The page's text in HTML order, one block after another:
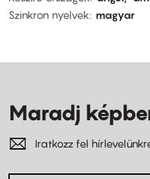
Szinkron nyelvek
magyar
Maradj
Iratkozz fel